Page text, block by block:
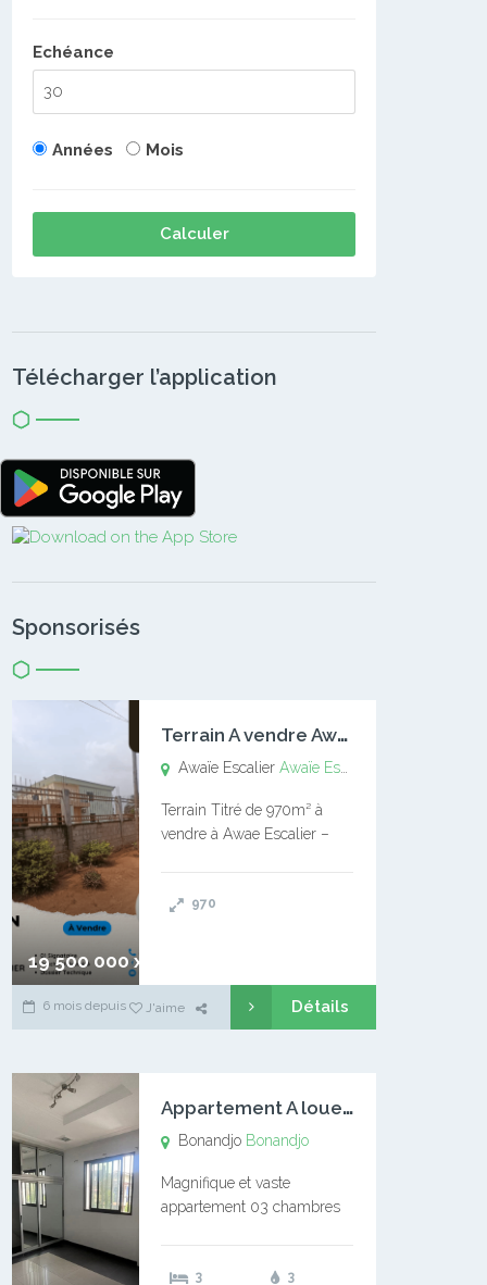
Echéance
Années Mois
Calculer
Télécharger l’application
Sponsorisés
19 500 000 xaf
T
errain A vendre Awaïe Escalier
Awaïe EscalierAwaïe Escalier
Terrain Titré de 970m² à
vendre à Awae Escalier –
l’Université Catholique –
970
6 mois depuis J'aime Détails
A
ppartement A louer Bonandjo
Bonandjo Bonandjo
Magnifique et vaste
appartement 03 chambres
douches 01 vaste salon 01
3
3